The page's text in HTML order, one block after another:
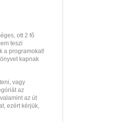
ott 2 fő
teszi
a programokat!
kapnak
vagy
az
az út
ezért kérjük,